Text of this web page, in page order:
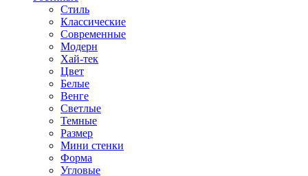
Стиль
Классические
Современные
Модерн
Хай-тек
Цвет
Белые
Венге
Светлые
Темные
Размер
Мини стенки
Форма
Угловые